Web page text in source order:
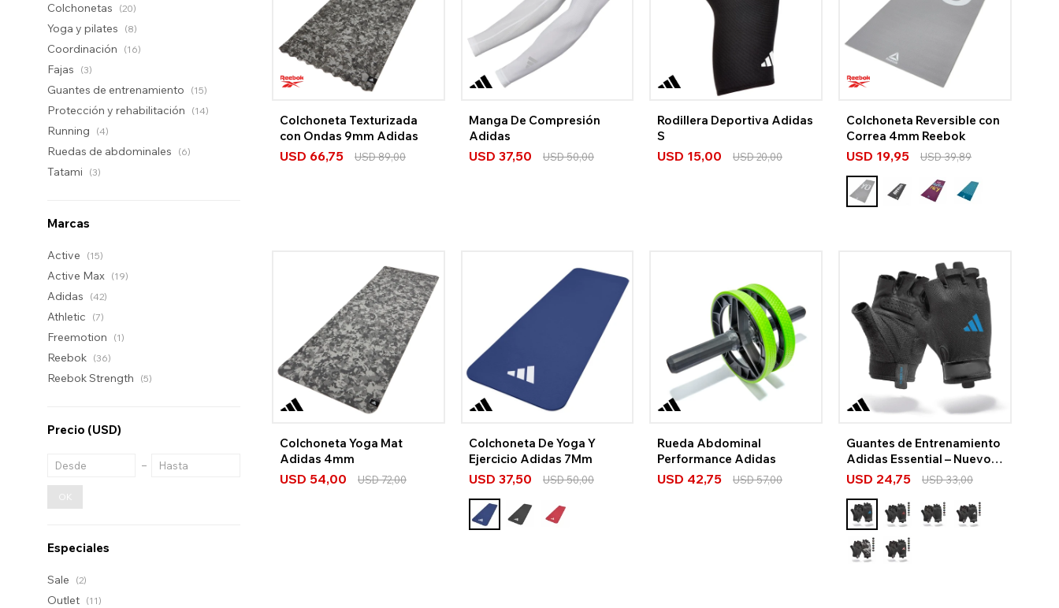
Colchoneta Texturizada
con Ondas 9mm Adidas
USD 66,75 USD89,00
Manga De Compresión
Adidas
USD 37,50 USD50,00
Rodillera Deportiva Adidas
S
USD 15,00 USD20,00
Colchoneta Reversible con
Correa 4mm Reebok
USD 19,95 USD39,89
Colchoneta Yoga Mat
Adidas 4mm
USD 54,00 USD72,00
Colchoneta De Yoga Y
Ejercicio Adidas 7Mm
USD 37,50 USD50,00
Rueda Abdominal
Performance Adidas
USD 42,75 USD57,00
Guantes de Entrenamiento
Adidas Essential – Nuevo
Logo
USD 24,75 USD33,00
Colchonetas (20)
Yoga y pilates (8)
Coordinación (16)
Fajas (3)
Guantes de entrenamiento (15)
Protección y rehabilitación (14)
Running (4)
Ruedas de abdominales (6)
Tatami (3)
Marcas
Active (15)
Active Max (19)
Adidas (42)
Athletic (7)
Freemotion (1)
Reebok (36)
Reebok Strength (5)
Precio (USD)
OK
Especiales
Sale (2)
Outlet (11)